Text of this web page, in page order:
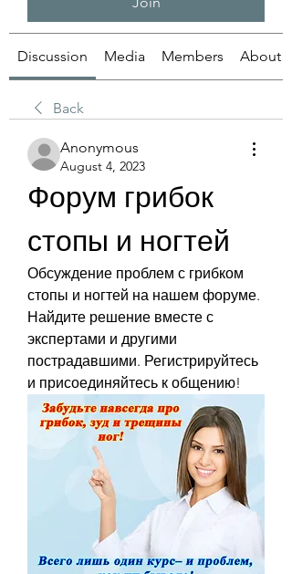
Discussion Media Members About
Back
Anonymous
August 4, 2023
Форум грибок
стопы и ногтей
Обсуждение проблем с грибком
стопы и ногтей на нашем форуме.
Найдите решение вместе с
экспертами и другими
пострадавшими. Регистрируйтесь
и присоединяйтесь к общению!